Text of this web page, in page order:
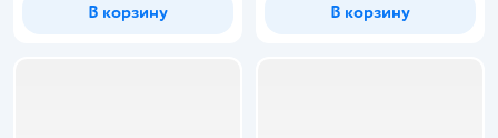
В корзину В корзину